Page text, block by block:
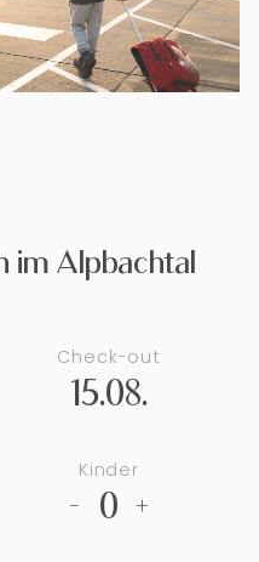
im Alpbachtal
Check-out
15.08.
Kinder
- 0 +